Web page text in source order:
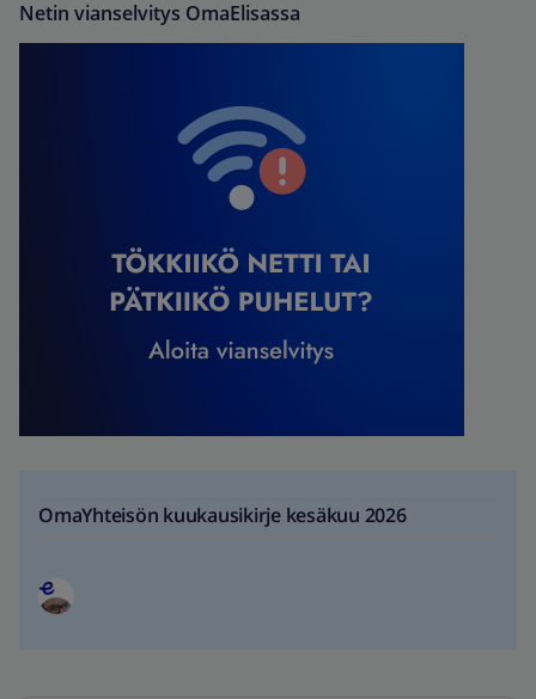
Netin vianselvitys OmaElisassa
OmaYhteisön kuukausikirje kesäkuu 2026